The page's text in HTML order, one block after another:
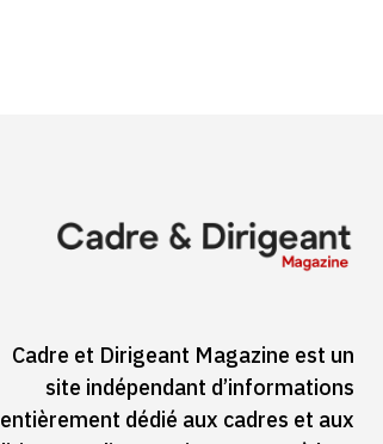
Cadre et Dirigeant Magazine est un
site indépendant d’informations
entièrement dédié aux cadres et aux